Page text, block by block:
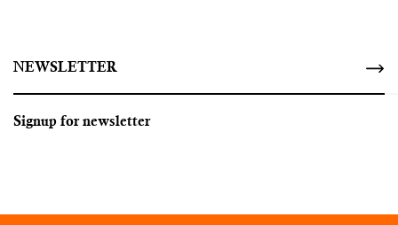
NEWSLETTER
Signup for newsletter